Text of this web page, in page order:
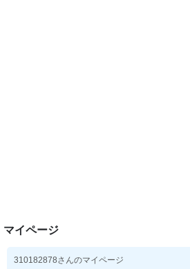
マイページ
310182878さんのマイページ